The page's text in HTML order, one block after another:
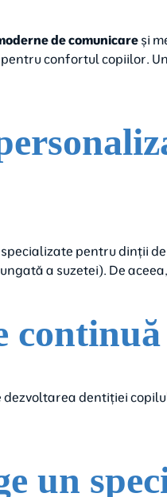
de comunicare și
pentru confortul copiilor.
pentru dinții
a suzetei). De
dezvoltarea dentiției
un